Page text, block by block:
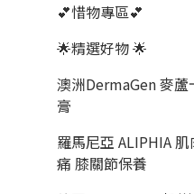
💕惜物專區💕
🌟精選好物 🌟
澳洲DermaGen 麥蘆
膏
羅馬尼亞 ALIPHIA 肌
痛 膝關節保養